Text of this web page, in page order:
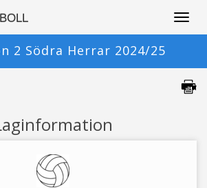
2 Södra Herrar 2024/25